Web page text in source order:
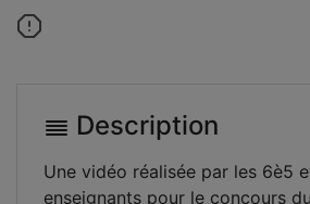
Description
Une vidéo réalisée par les 6è5
enseignants pour le concours